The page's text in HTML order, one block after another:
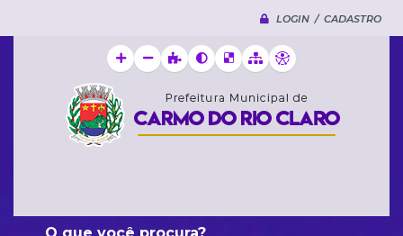
LOGIN / CADASTRO
O que voce procura?